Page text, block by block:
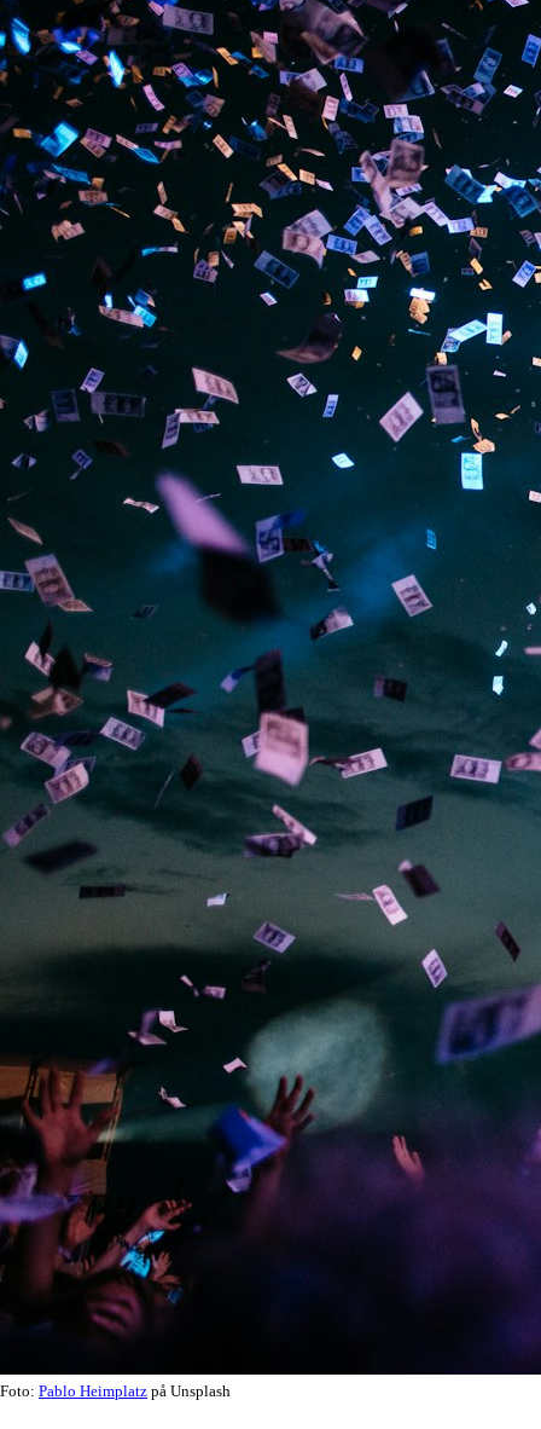
Foto: Pablo Heimplatz på Unsplash